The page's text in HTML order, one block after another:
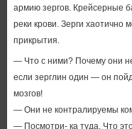
армию зергов. Крейсерные
реки крови. Зерги хаотично
прикрытия.
— Что с ними? Почему они
если зерглин один — он
мозгов!
— Они не контралируемы
— Посмотри- ка туда. Что